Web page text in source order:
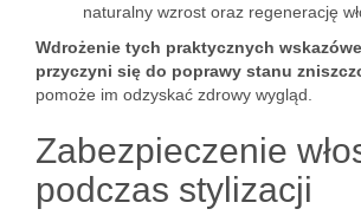
naturalny wzrost oraz regenerację
Wdrożenie tych praktycznych
przyczyni się do poprawy stanu
pomoże im odzyskać zdrowy wygląd.
Zabezpieczenie
podczas stylizacji